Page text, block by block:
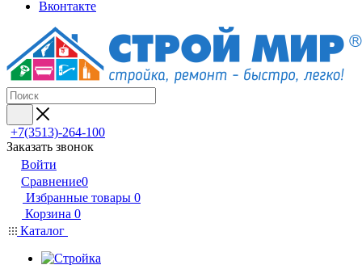
Вконтакте
+7(3513)-264-100
Заказать звонок
Войти
Сравнение0
Избранные товары 0
Корзина 0
Каталог